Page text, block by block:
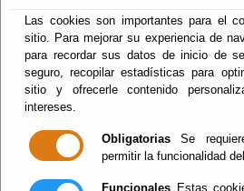
Las cookies son importantes para el
sitio. Para mejorar su experiencia de
para recordar sus datos de inicio de
seguro, recopilar estadísticas para
sitio y ofrecerle contenido
intereses.
Obligatorias Se
permitir la funcionalidad
Funcionales Estas
950128113
Menu